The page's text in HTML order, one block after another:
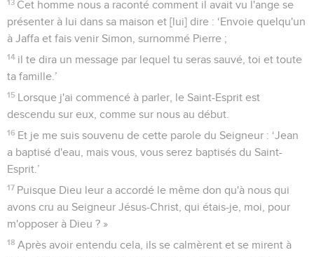
13 Cet homme nous a raconté comment il avait vu l'ange se
présenter à lui dans sa maison et [lui] dire : ‘Envoie quelqu'un
à Jaffa et fais venir Simon, surnommé Pierre ;
14 il te dira un message par lequel tu seras sauvé, toi et toute
ta famille.’
15 Lorsque j'ai commencé à parler, le Saint-Esprit est
descendu sur eux, comme sur nous au début.
16 Et je me suis souvenu de cette parole du Seigneur : ‘Jean
a baptisé d'eau, mais vous, vous serez baptisés du Saint-
Esprit.’
17 Puisque Dieu leur a accordé le même don qu'à nous qui
avons cru au Seigneur Jésus-Christ, qui étais-je, moi, pour
m'opposer à Dieu ? »
18 Après avoir entendu cela, ils se calmèrent et se mirent à